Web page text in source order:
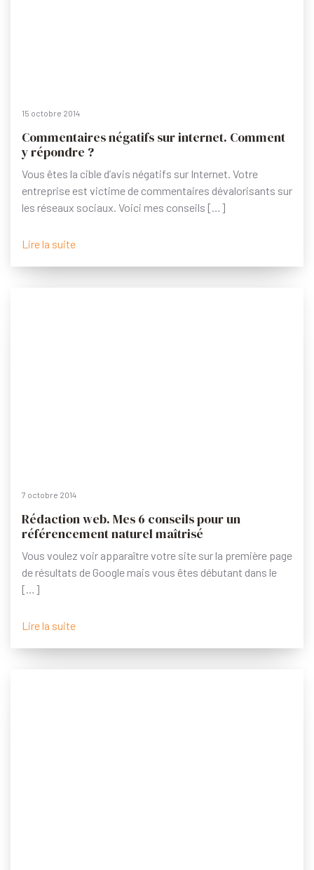
15 octobre 2014
Commentaires négatifs sur internet. Comment
y répondre ?
Vous êtes la cible d’avis négatifs sur Internet. Votre
entreprise est victime de commentaires dévalorisants sur
les réseaux sociaux. Voici mes conseils […]
Lire la suite
7 octobre 2014
Rédaction web. Mes 6 conseils pour un
référencement naturel maîtrisé
Vous voulez voir apparaître votre site sur la première page
de résultats de Google mais vous êtes débutant dans le
[…]
Lire la suite